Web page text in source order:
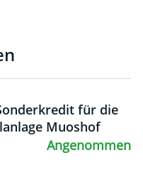
für die
Muoshof
Angenommen